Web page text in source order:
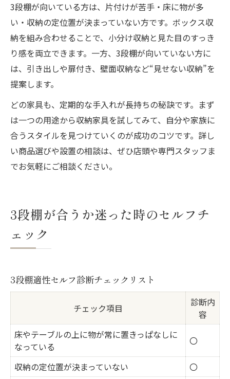
3段棚が向いている方は、片付けが苦手・床に物が多
い・収納の定位置が決まっていない方です。ボックス収
納を組み合わせることで、小分け収納と見た目のすっき
り感を両立できます。一方、3段棚が向いていない方に
は、引き出しや扉付き、壁面収納など“見せない収納”を
提案します。
どの家具も、定期的な手入れが長持ちの秘訣です。まず
は一つの用途から収納家具を試してみて、自分や家族に
合うスタイルを見つけていくのが成功のコツです。詳し
い商品選びや設置の相談は、ぜひ店頭や専門スタッフま
でお気軽にご相談ください。
3段棚が合うか迷った時のセルフチ
ェック
3段棚適性セルフ診断チェックリスト
チェック項目
診断内
容
床やテーブルの上に物が常に置きっぱなしに
なっている
〇
収納の定位置が決まっていない
〇